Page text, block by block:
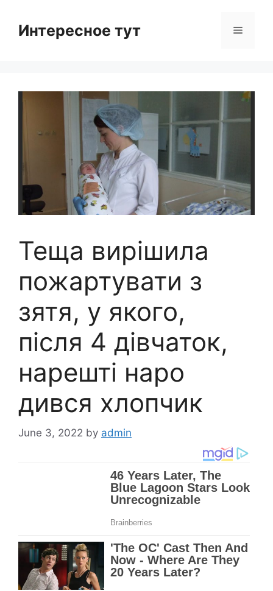
contentИнтересное тут Menu
Теща вирішила
пожартувати з
зятя, у якого,
після 4 дівчаток,
нарешті наро
дився хлопчик
June 3, 2022 by admin